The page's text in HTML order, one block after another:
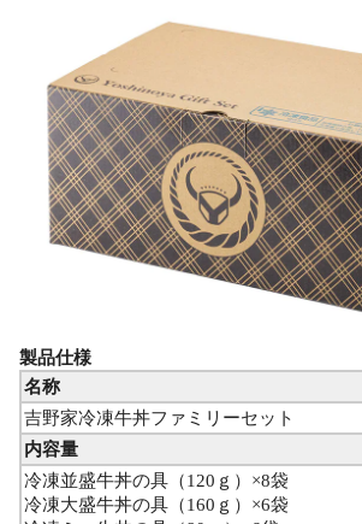
製品仕様
名称
吉野家冷凍牛丼ファミリーセット
内容量
冷凍並盛牛丼の具（120ｇ）×8袋
冷凍大盛牛丼の具（160ｇ）×6袋